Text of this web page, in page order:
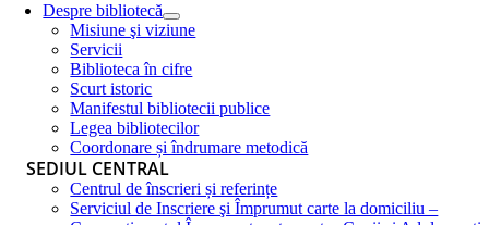
Despre bibliotecă
Misiune şi viziune
Servicii
Biblioteca în cifre
Scurt istoric
Manifestul bibliotecii publice
Legea bibliotecilor
Coordonare și îndrumare metodică
SEDIUL CENTRAL
Centrul de înscrieri și referințe
Serviciul de Inscriere şi Împrumut carte la domiciliu –